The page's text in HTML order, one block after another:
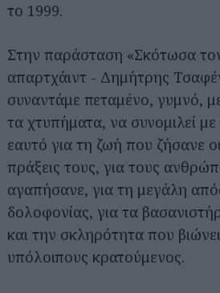
το 1999.
Στην παράσταση «Σκότωσα
απαρτχάιντ - Δημήτρης
συναντάμε πεταμένο, γυμνό,
τα χτυπήματα, να συνομιλεί
εαυτό για τη ζωή που ζήσανε
πράξεις τους, για τους
αγαπήσανε, για τη μεγάλη
δολοφονίας, για τα
και την σκληρότητα που
υπόλοιπους κρατούμενος.
Αναζήτηση